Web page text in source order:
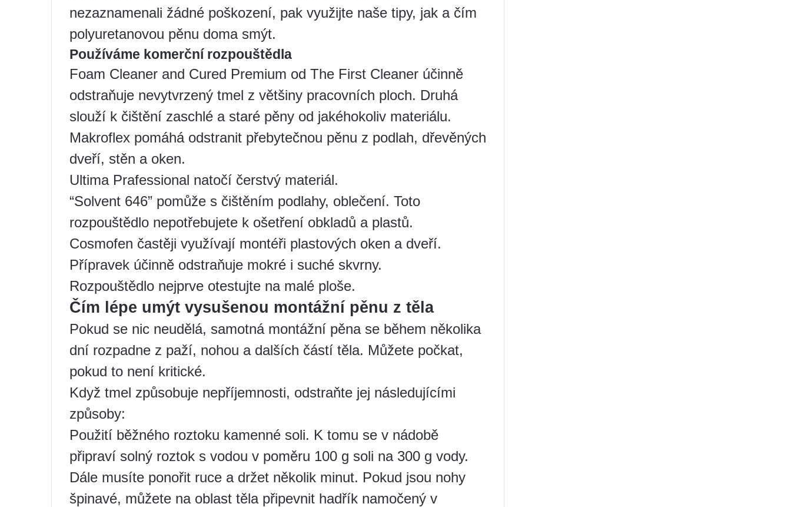
nezaznamenali žádné poškození, pak využijte naše tipy, jak a čím
polyuretanovou pěnu doma smýt.
Používáme komerční rozpouštědla
Foam Cleaner and Cured Premium od The First Cleaner účinně
odstraňuje nevytvrzený tmel z většiny pracovních ploch. Druhá
slouží k čištění zaschlé a staré pěny od jakéhokoliv materiálu.
Makroflex pomáhá odstranit přebytečnou pěnu z podlah, dřevěných
dveří, stěn a oken.
Ultima Prafessional natočí čerstvý materiál.
“Solvent 646” pomůže s čištěním podlahy, oblečení. Toto
rozpouštědlo nepotřebujete k ošetření obkladů a plastů.
Cosmofen častěji využívají montéři plastových oken a dveří.
Přípravek účinně odstraňuje mokré i suché skvrny.
Rozpouštědlo nejprve otestujte na malé ploše.
Čím lépe umýt vysušenou montážní pěnu z těla
Pokud se nic neudělá, samotná montážní pěna se během několika
dní rozpadne z paží, nohou a dalších částí těla. Můžete počkat,
pokud to není kritické.
Když tmel způsobuje nepříjemnosti, odstraňte jej následujícími
způsoby:
Použití běžného roztoku kamenné soli. K tomu se v nádobě
připraví solný roztok s vodou v poměru 100 g soli na 300 g vody.
Dále musíte ponořit ruce a držet několik minut. Pokud jsou nohy
špinavé, můžete na oblast těla připevnit hadřík namočený v